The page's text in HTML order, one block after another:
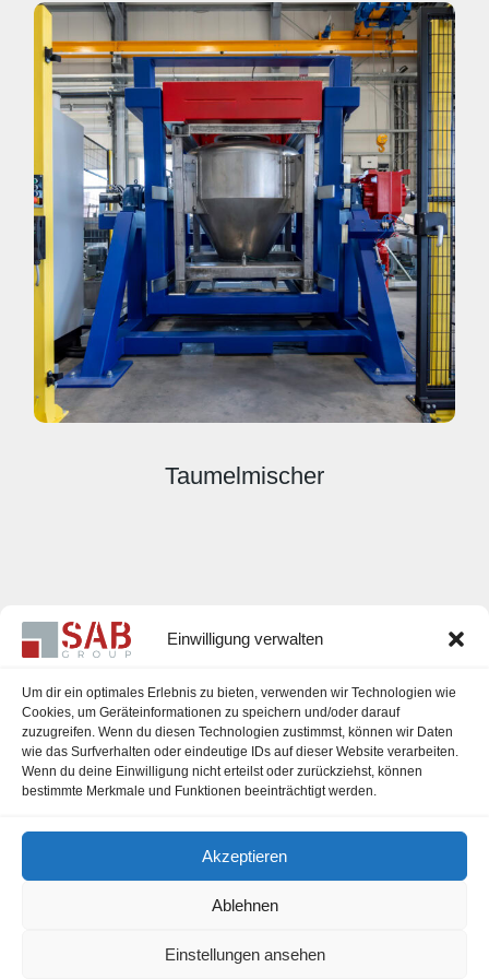
Einwilligung verwalten
Um dir ein optimales Erlebnis zu bieten, verwenden wir Technologien wie
Cookies, um Geräteinformationen zu speichern und/oder darauf
zuzugreifen. Wenn du diesen Technologien zustimmst, können wir Daten
wie das Surfverhalten oder eindeutige IDs auf dieser Website verarbeiten.
Wenn du deine Einwilligung nicht erteilst oder zurückziehst, können
bestimmte Merkmale und Funktionen beeinträchtigt werden.
Akzeptieren
Ablehnen
Einstellungen ansehen
Taumelmischer
Karriere
Impressum
Datenschutzerklärung
Cookie-Richtlinie (EU)
office@sab-group.com